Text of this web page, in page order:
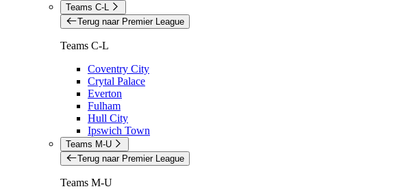
Teams C-L
Terug naar Premier League
Teams C-L
Coventry City
Crytal Palace
Everton
Fulham
Hull City
Ipswich Town
Teams M-U
Terug naar Premier League
Teams M-U